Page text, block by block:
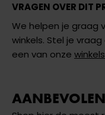
VRAGEN OVER DIT
We helpen je graag
winkels. Stel je
een van onze winkels